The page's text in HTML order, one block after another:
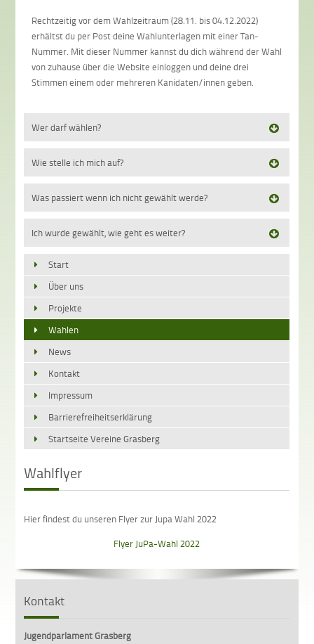
Rechtzeitig vor dem Wahlzeitraum (28.11. bis 04.12.2022)
erhältst du per Post deine Wahlunterlagen mit einer Tan-
Nummer. Mit dieser Nummer kannst du dich während der Wahl
von zuhause über die Website einloggen und deine drei
Stimmen einem oder mehreren Kanidaten/innen geben.
Wer darf wählen?
Wie stelle ich mich auf?
Was passiert wenn ich nicht gewählt werde?
Ich wurde gewählt, wie geht es weiter?
Start
Über uns
Projekte
Wahlen
News
Kontakt
Impressum
Barrierefreiheitserklärung
Startseite Vereine Grasberg
Wahlflyer
Hier findest du unseren Flyer zur Jupa Wahl 2022
Flyer JuPa-Wahl 2022
Kontakt
Jugendparlament Grasberg